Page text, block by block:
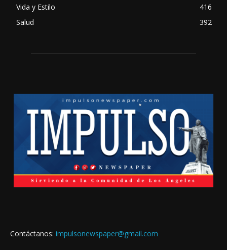
Vida y Estilo
416
Salud
392
Contáctanos: impulsonewspaper@gmail.com